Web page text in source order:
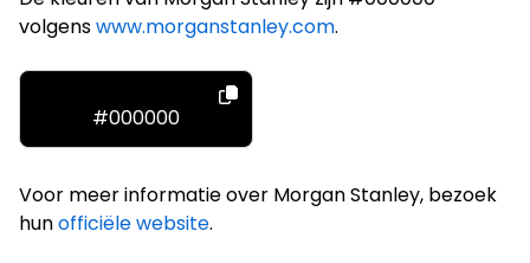
volgenswww.morganstanley.com.
#000000
Voor meer informatie over Morgan Stanley, bezoek
hunofficiële website.